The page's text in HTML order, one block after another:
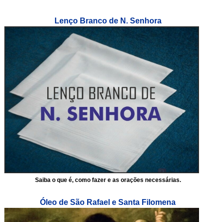
Lenço Branco de N. Senhora
Saiba o que é, como fazer e as orações necessárias.
Óleo de São Rafael e Santa Filomena